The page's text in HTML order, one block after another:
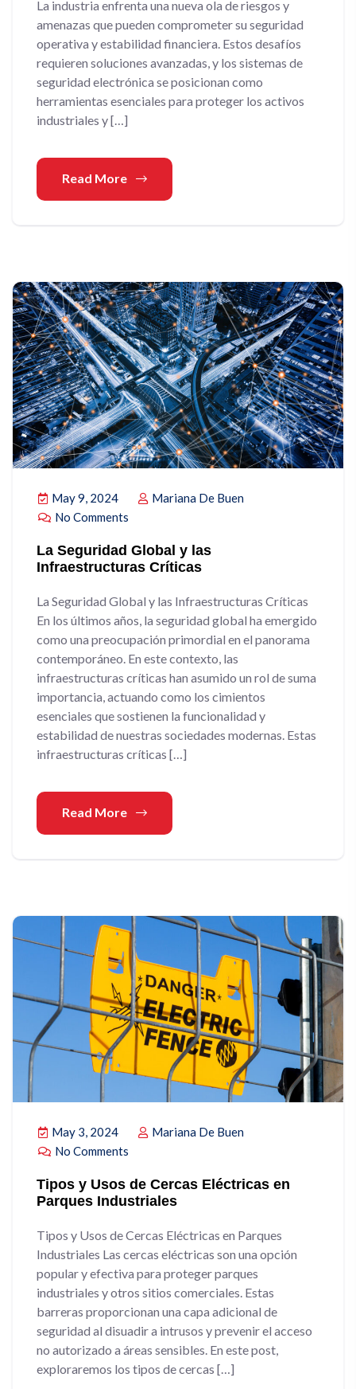
La industria enfrenta una nueva ola de riesgos y
amenazas que pueden comprometer su seguridad
operativa y estabilidad financiera. Estos desafíos
requieren soluciones avanzadas, y los sistemas de
seguridad electrónica se posicionan como
herramientas esenciales para proteger los activos
industriales y […]
Read More
May 9, 2024
Mariana De Buen
No Comments
La Seguridad Global y las
Infraestructuras Críticas
La Seguridad Global y las Infraestructuras Críticas
En los últimos años, la seguridad global ha emergido
como una preocupación primordial en el panorama
contemporáneo. En este contexto, las
infraestructuras críticas han asumido un rol de suma
importancia, actuando como los cimientos
esenciales que sostienen la funcionalidad y
estabilidad de nuestras sociedades modernas. Estas
infraestructuras críticas […]
Read More
May 3, 2024
Mariana De Buen
No Comments
Tipos y Usos de Cercas Eléctricas en
Parques Industriales
Tipos y Usos de Cercas Eléctricas en Parques
Industriales Las cercas eléctricas son una opción
popular y efectiva para proteger parques
industriales y otros sitios comerciales. Estas
barreras proporcionan una capa adicional de
seguridad al disuadir a intrusos y prevenir el acceso
no autorizado a áreas sensibles. En este post,
exploraremos los tipos de cercas […]